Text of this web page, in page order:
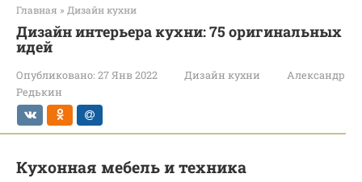
Главная » Дизайн кухни
Дизайн интерьера кухни: 75 оригинальных
идей
Опубликовано: 27 Янв 2022 Дизайн кухни
Александр
Редькин
Кухонная мебель и техника